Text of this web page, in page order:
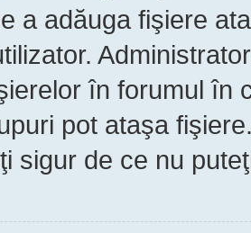
a adăuga fişiere
în forumul în
pot ataşa
sigur de ce nu